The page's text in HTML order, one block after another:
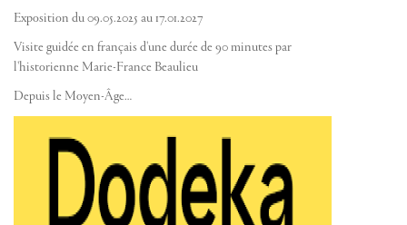
Exposition du 09.05.2025 au 17.01.2027
Visite guidée en français d'une durée de 90 minutes par
l'historienne Marie-France Beaulieu
Depuis le Moyen-Âge…